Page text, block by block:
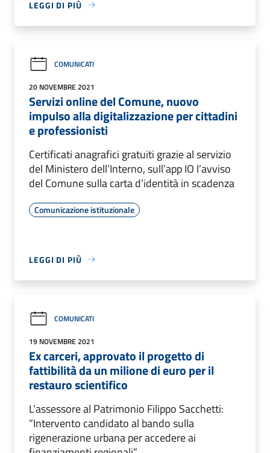
LEGGI DI PIÙ
COMUNICATI
20 NOVEMBRE 2021
Servizi online del Comune, nuovo
impulso alla digitalizzazione per cittadini
e professionisti
Certificati anagrafici gratuiti grazie al servizio
del Ministero dell’Interno, sull’app IO l’avviso
del Comune sulla carta d’identità in scadenza
Comunicazione istituzionale
LEGGI DI PIÙ
COMUNICATI
19 NOVEMBRE 2021
Ex carceri, approvato il progetto di
fattibilità da un milione di euro per il
restauro scientifico
L’assessore al Patrimonio Filippo Sacchetti:
“Intervento candidato al bando sulla
rigenerazione urbana per accedere ai